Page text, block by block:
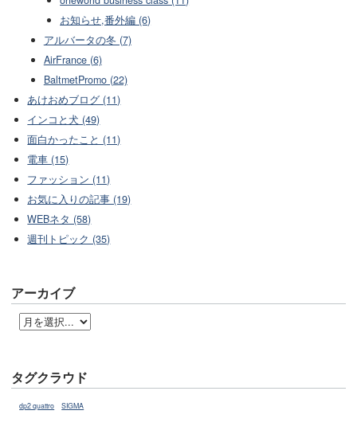
お知らせ,番外編 (6)
アルバータの冬 (7)
AirFrance (6)
BaltmetPromo (22)
あけおめブログ (11)
インコと犬 (49)
面白かったこと (11)
電車 (15)
ファッション (11)
お気に入りの記事 (19)
WEBネタ (58)
週刊トピック (35)
アーカイブ
タグクラウド
dp2 quattro SIGMA